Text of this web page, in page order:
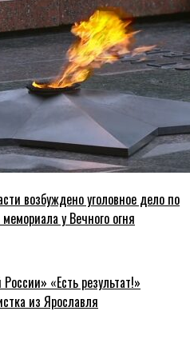
возбуждено уголовное дело по
у Вечного огня
«Есть результат!»
из Ярославля